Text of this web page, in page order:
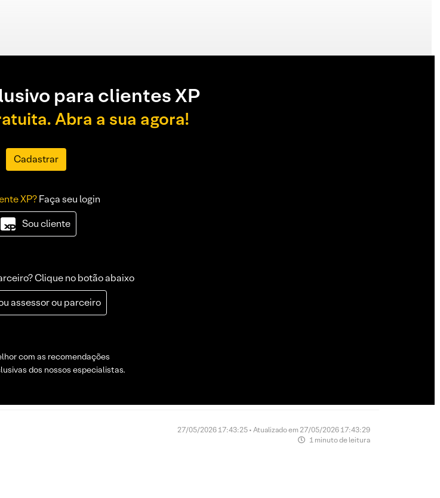
para clientes XP
Abra a sua agora!
Cadastrar
XP?Faça seu login
Sou cliente
Clique no botão abaixo
assessor ou parceiro
com as recomendações
dos nossos especialistas.
27/05/2026 17:43:25 • Atualizado em 27/05/2026 17:43:29
1 minuto de leitura